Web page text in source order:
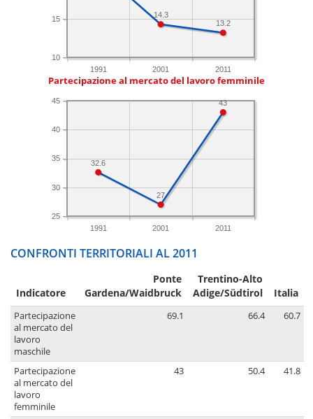
1991 2001 2011
10
15
13.2
14.3
Partecipazione al mercato del lavoro femminile
1991 2001 2011
25
30
35
40
45 43
27
32.6
CONFRONTI TERRITORIALI AL 2011
Indicatore
Ponte
Gardena/Waidbruck
Trentino-Alto
Adige/Südtirol
Italia
Partecipazione
al mercato del
lavoro
maschile
69.1 66.4 60.7
Partecipazione
al mercato del
lavoro
femminile
43 50.4 41.8